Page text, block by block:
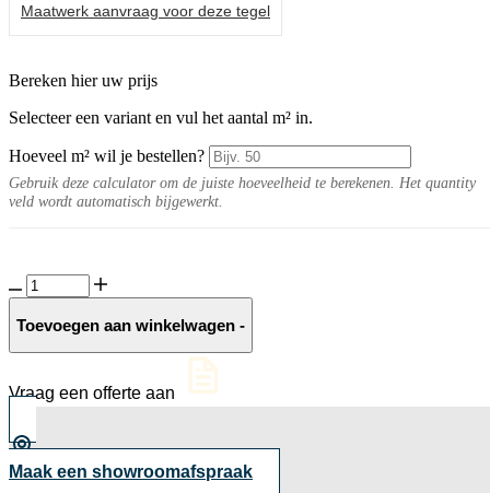
Maatwerk aanvraag voor deze tegel
Bereken hier uw prijs
Selecteer een variant en vul het aantal m² in.
Hoeveel m² wil je bestellen?
Gebruik deze calculator om de juiste hoeveelheid te berekenen. Het quantity
veld wordt automatisch bijgewerkt.
GeoCeramica®
Evoque
Perla
Toevoegen aan winkelwagen -
Vraag een offerte aan
Maak een showroomafspraak